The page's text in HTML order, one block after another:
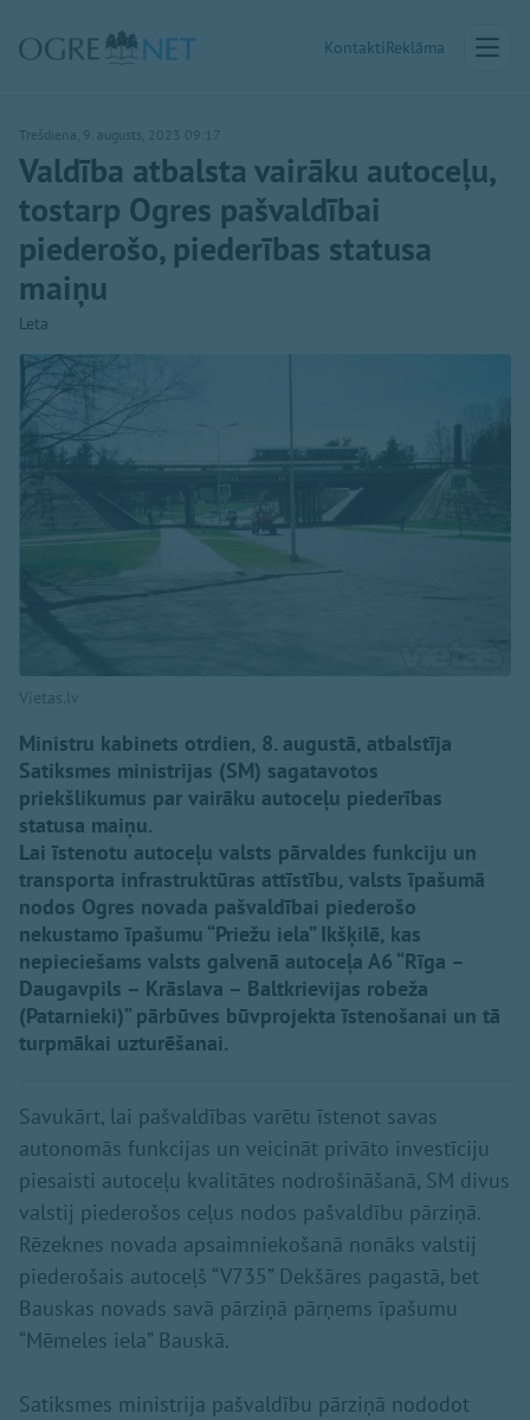
KontaktiReklāma
Trešdiena, 9. augusts, 2023 09:17
Valdība atbalsta vairāku autoceļu,
tostarp Ogres pašvaldībai
piederošo, piederības statusa
maiņu
Leta
Vietas.lv
Ministru kabinets otrdien, 8. augustā, atbalstīja
Satiksmes ministrijas (SM) sagatavotos
priekšlikumus par vairāku autoceļu piederības
statusa maiņu.
Lai īstenotu autoceļu valsts pārvaldes funkciju un
transporta infrastruktūras attīstību, valsts īpašumā
nodos Ogres novada pašvaldībai piederošo
nekustamo īpašumu “Priežu iela” Ikšķilē, kas
nepieciešams valsts galvenā autoceļa A6 “Rīga –
Daugavpils – Krāslava – Baltkrievijas robeža
(Patarnieki)” pārbūves būvprojekta īstenošanai un tā
turpmākai uzturēšanai.
Savukārt, lai pašvaldības varētu īstenot savas
autonomās funkcijas un veicināt privāto investīciju
piesaisti autoceļu kvalitātes nodrošināšanā, SM divus
valstij piederošos ceļus nodos pašvaldību pārziņā.
Rēzeknes novada apsaimniekošanā nonāks valstij
piederošais autoceļš “V735” Dekšāres pagastā, bet
Bauskas novads savā pārziņā pārņems īpašumu
“Mēmeles iela” Bauskā.
Satiksmes ministrija pašvaldību pārziņā nododot